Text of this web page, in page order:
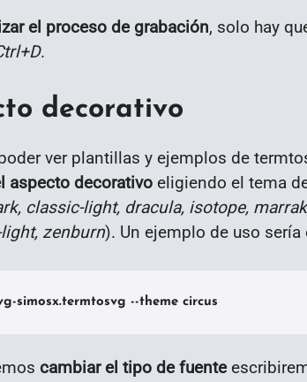
el proceso de grabación, solo hay
.
decorativo
ver plantillas y ejemplos de
aspecto decorativo eligiendo el tema
classic-light, dracula, isotope,
zenburn). Un ejemplo de uso
simosx.termtosvg --theme circus
cambiar el tipo de fuente